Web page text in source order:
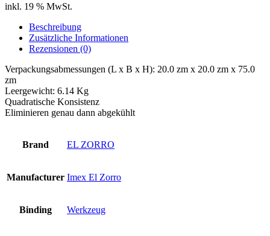
inkl. 19 % MwSt.
Beschreibung
Zusätzliche Informationen
Rezensionen (0)
Verpackungsabmessungen (L x B x H): 20.0 zm x 20.0 zm x 75.0
zm
Leergewicht: 6.14 Kg
Quadratische Konsistenz
Eliminieren genau dann abgekühlt
Brand EL ZORRO
Manufacturer Imex El Zorro
Binding Werkzeug